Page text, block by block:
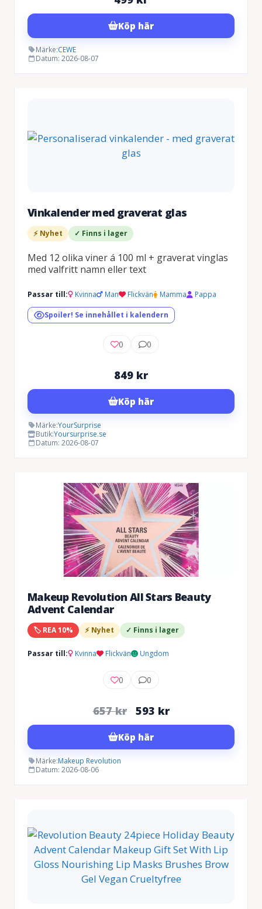
Köp här
Märke:CEWE
Datum: 2026-08-07
Vinkalender med graverat glas
⚡ Nyhet ✓ Finns i lager
Med 12 olika viner á 100 ml + graverat vinglas
med valfritt namn eller text
Passar till: Kvinna Man Flickvän Mamma Pappa
Spoiler! Se innehållet i kalendern
0 0
849 kr
Köp här
Märke:YourSurprise
Butik:Yoursurprise.se
Datum: 2026-08-07
Makeup Revolution All Stars Beauty
Advent Calendar
🏷️ REA 10% ⚡ Nyhet ✓ Finns i lager
Passar till: Kvinna Flickvän Ungdom
0 0
657kr
Det
ursprungliga
priset
593 krDet
nuvarande
Köp här
Märke:Makeup Revolution
Datum: 2026-08-06